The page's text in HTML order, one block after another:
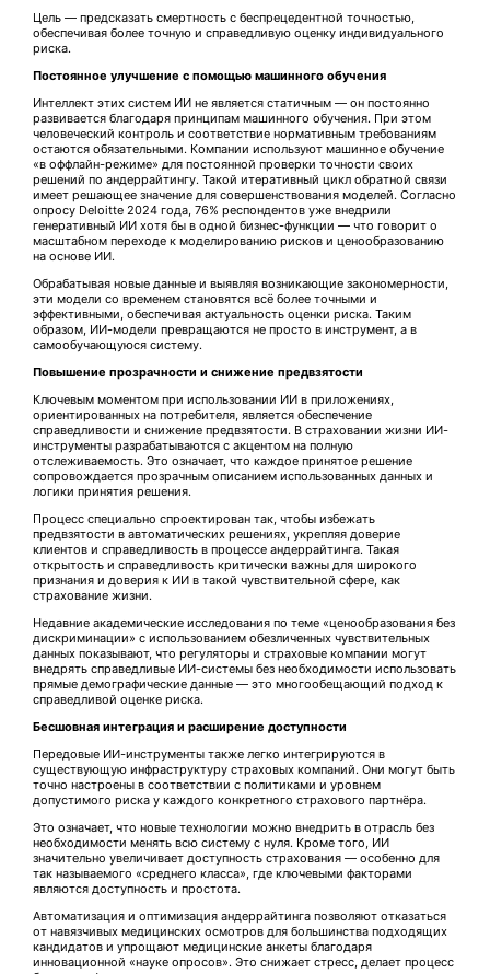
Цель — предсказать смертность с беспрецедентной точностью,
обеспечивая более точную и справедливую оценку индивидуального
риска.
Постоянное улучшение с помощью машинного обучения
Интеллект этих систем ИИ не является статичным — он постоянно
развивается благодаря принципам машинного обучения. При этом
человеческий контроль и соответствие нормативным требованиям
остаются обязательными. Компании используют машинное обучение
«в оффлайн-режиме» для постоянной проверки точности своих
решений по андеррайтингу. Такой итеративный цикл обратной связи
имеет решающее значение для совершенствования моделей. Согласно
опросу Deloitte 2024 года, 76% респондентов уже внедрили
генеративный ИИ хотя бы в одной бизнес-функции — что говорит о
масштабном переходе к моделированию рисков и ценообразованию
на основе ИИ.
Обрабатывая новые данные и выявляя возникающие закономерности,
эти модели со временем становятся всё более точными и
эффективными, обеспечивая актуальность оценки риска. Таким
образом, ИИ-модели превращаются не просто в инструмент, а в
самообучающуюся систему.
Повышение прозрачности и снижение предвзятости
Ключевым моментом при использовании ИИ в приложениях,
ориентированных на потребителя, является обеспечение
справедливости и снижение предвзятости. В страховании жизни ИИ-
инструменты разрабатываются с акцентом на полную
отслеживаемость. Это означает, что каждое принятое решение
сопровождается прозрачным описанием использованных данных и
логики принятия решения.
Процесс специально спроектирован так, чтобы избежать
предвзятости в автоматических решениях, укрепляя доверие
клиентов и справедливость в процессе андеррайтинга. Такая
открытость и справедливость критически важны для широкого
признания и доверия к ИИ в такой чувствительной сфере, как
страхование жизни.
Недавние академические исследования по теме «ценообразования без
дискриминации» с использованием обезличенных чувствительных
данных показывают, что регуляторы и страховые компании могут
внедрять справедливые ИИ-системы без необходимости использовать
прямые демографические данные — это многообещающий подход к
справедливой оценке риска.
Бесшовная интеграция и расширение доступности
Передовые ИИ-инструменты также легко интегрируются в
существующую инфраструктуру страховых компаний. Они могут быть
точно настроены в соответствии с политиками и уровнем
допустимого риска у каждого конкретного страхового партнёра.
Это означает, что новые технологии можно внедрить в отрасль без
необходимости менять всю систему с нуля. Кроме того, ИИ
значительно увеличивает доступность страхования — особенно для
так называемого «среднего класса», где ключевыми факторами
являются доступность и простота.
Автоматизация и оптимизация андеррайтинга позволяют отказаться
от навязчивых медицинских осмотров для большинства подходящих
кандидатов и упрощают медицинские анкеты благодаря
инновационной «науке опросов». Это снижает стресс, делает процесс